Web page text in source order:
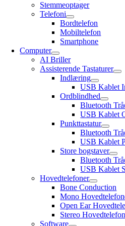
Stemmeoptager
Telefoni
Bordtelefon
Mobiltelefon
Smartphone
Computer
AI Briller
Assisterende Tastaturer
Indlæring
USB Kablet
Ordblindhed
Bluetooth
USB Kablet
Punkttastatur
Bluetooth
USB Kablet
Store bogstaver
Bluetooth
USB Kablet
Hovedtelefoner
Bone Conduction
Mono
Open Ear
Stereo
Software